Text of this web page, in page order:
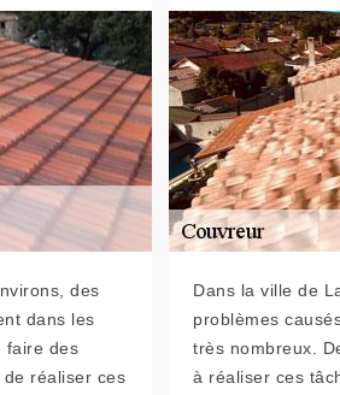
des
dans les
faire des
réaliser ces
Dans la ville de
problèmes
très nombreux.
à réaliser ces